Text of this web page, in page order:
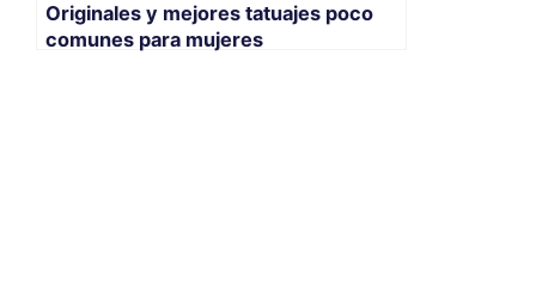
Originales y mejores tatuajes poco
comunes para mujeres